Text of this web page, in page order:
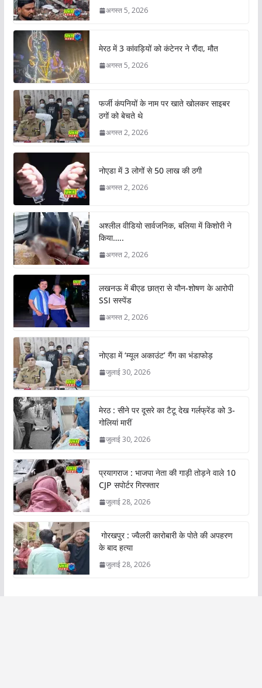
अगस्त 5, 2026
मेरठ में 3 कांवड़ियों को कंटेनर ने रौंदा, मौत
अगस्त 5, 2026
फर्जी कंपनियों के नाम पर खाते खोलकर साइबर
ठगों को बेचते थे
अगस्त 2, 2026
नोएडा में 3 लोगों से 50 लाख की ठगी
अगस्त 2, 2026
अश्लील वीडियो सार्वजनिक, बलिया में किशोरी ने
किया…..
अगस्त 2, 2026
लखनऊ में बीएड छात्रा से यौन-शोषण के आरोपी
SSI सस्पेंड
अगस्त 2, 2026
नोएडा में ‘म्यूल अकाउंट’ गैंग का भंडाफोड़
जुलाई 30, 2026
मेरठ : सीने पर दूसरे का टैटू देख गर्लफ्रेंड को 3-
गोलियां मारीं
जुलाई 30, 2026
प्रयागराज : भाजपा नेता की गाड़ी तोड़ने वाले 10
CJP सपोर्टर गिरफ्तार
जुलाई 28, 2026
गोरखपुर : ज्वैलरी कारोबारी के पोते की अपहरण
के बाद हत्या
जुलाई 28, 2026